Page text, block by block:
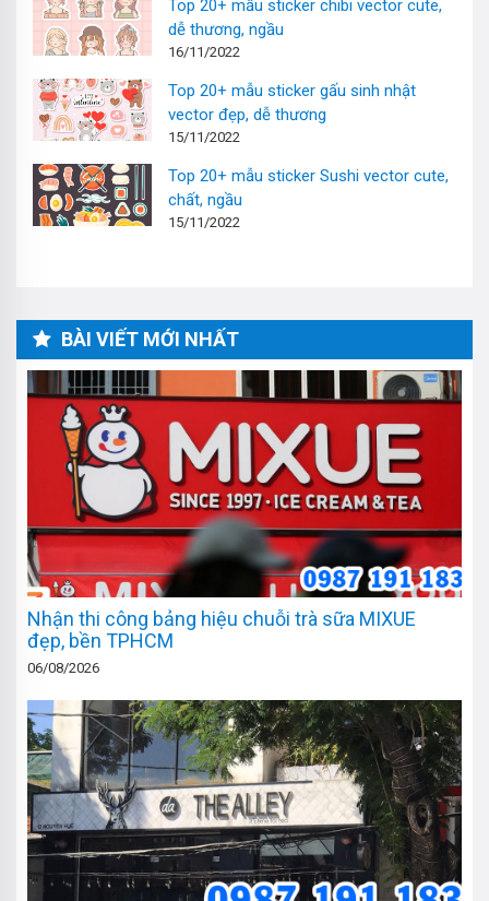
Top 20+ mẫu sticker chibi vector cute,
dễ thương, ngầu
16/11/2022
Top 20+ mẫu sticker gấu sinh nhật
vector đẹp, dễ thương
15/11/2022
Top 20+ mẫu sticker Sushi vector cute,
chất, ngầu
15/11/2022
BÀI VIẾT MỚI NHẤT
Nhận thi công bảng hiệu chuỗi trà sữa MIXUE
đẹp, bền TPHCM
06/08/2026